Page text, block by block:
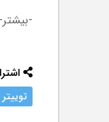
-بیشتر-
توییتر